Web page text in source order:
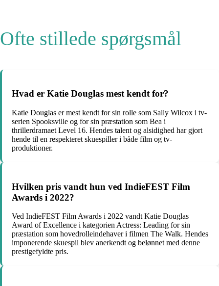
Ofte stillede spørgsmål
Hvad er Katie Douglas mest kendt for?
Katie Douglas er mest kendt for sin rolle som Sally Wilcox i tv-
serien Spooksville og for sin præstation som Bea i
thrillerdramaet Level 16. Hendes talent og alsidighed har gjort
hende til en respekteret skuespiller i både film og tv-
produktioner.
Hvilken pris vandt hun ved IndieFEST Film
Awards i 2022?
Ved IndieFEST Film Awards i 2022 vandt Katie Douglas
Award of Excellence i kategorien Actress: Leading for sin
præstation som hovedrolleindehaver i filmen The Walk. Hendes
imponerende skuespil blev anerkendt og belønnet med denne
prestigefyldte pris.